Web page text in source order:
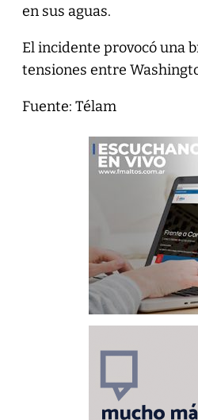
en sus aguas.
El incidente provocó una
tensiones entre
Fuente: Télam